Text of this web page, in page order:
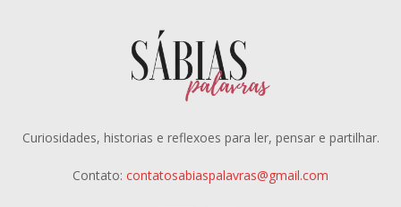
Curiosidades, historias e reflexoes para ler, pensar e partilhar.
Contato: contatosabiaspalavras@gmail.com